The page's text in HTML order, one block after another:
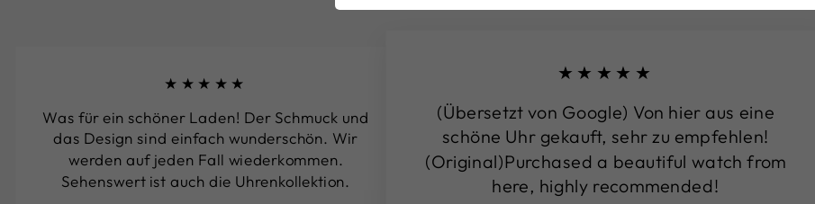
★★★★★
Was für ein schöner Laden! Der Schmuck und
das Design sind einfach wunderschön. Wir
werden auf jeden Fall wiederkommen.
Sehenswert ist auch die Uhrenkollektion.
★★★★★
(Übersetzt von Google) Von hier aus eine
schöne Uhr gekauft, sehr zu empfehlen!
(Original)Purchased a beautiful watch from
here, highly recommended!